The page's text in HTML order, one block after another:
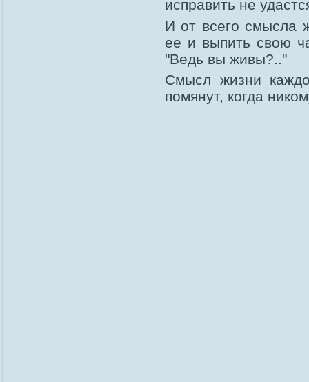
исправить не
И от всего смысла
ее и выпить свою
"Ведь вы живы?.."
Смысл жизни
помянут, когда